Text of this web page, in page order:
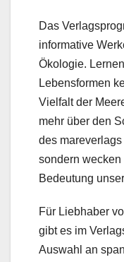
Das
informative
Ökologie.
Lebensformen
Vielfalt der
mehr über den
des
sondern
Bedeutung
Für Liebhaber
gibt es im
Auswahl an